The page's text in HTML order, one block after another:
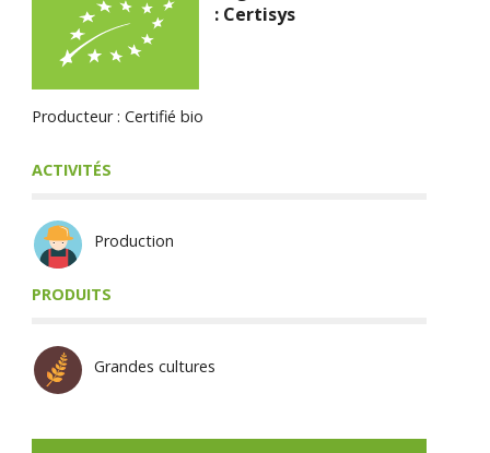
: Certisys
Producteur : Certifié bio
ACTIVITÉS
Production
PRODUITS
Grandes cultures